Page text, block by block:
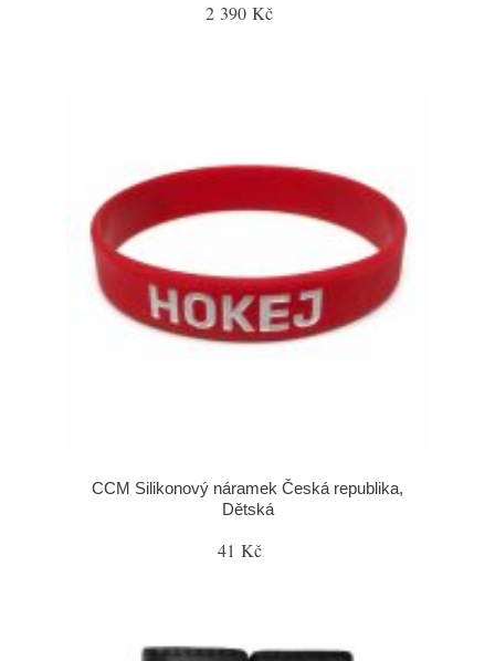
2 390 Kč
CCM Silikonový náramek Česká republika,
Dětská
41 Kč